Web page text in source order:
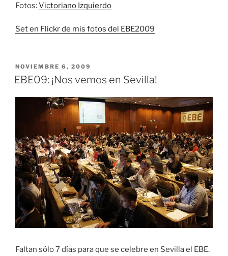
Fotos:Victoriano Izquierdo
Set en Flickr de mis fotos del EBE2009
PUBLICADO
EL
NOVIEMBRE 6, 2009
EBE09: ¡Nos vemos en Sevilla!
Faltan sólo 7 días para que se celebre en Sevilla el EBE.